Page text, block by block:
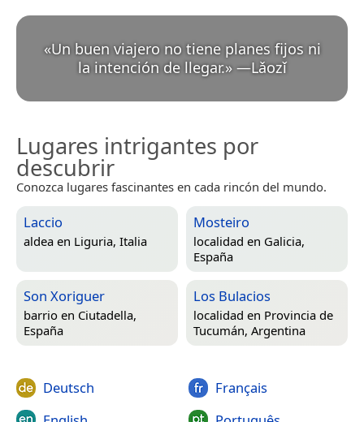
«Un buen viajero no tiene planes fijos ni
la intención de llegar.» —Lǎozǐ
Lugares intrigantes por
descubrir
Conozca lugares fascinantes en cada rincón del mundo.
Laccio
aldea en Liguria, Italia
Mosteiro
localidad en Galicia,
España
Son Xoriguer
barrio en Ciutadella,
España
Los Bulacios
localidad en Provincia de
Tucumán, Argentina
Deutsch
Français